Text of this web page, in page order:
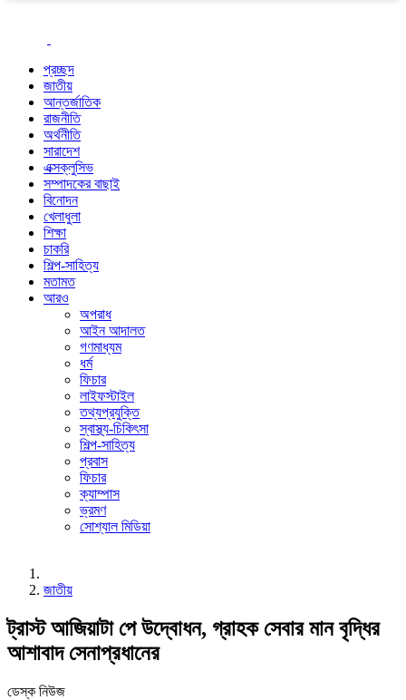
প্রচ্ছদ
জাতীয়
আন্তর্জাতিক
রাজনীতি
অর্থনীতি
সারাদেশ
এক্সক্লুসিভ
সম্পাদকের বাছাই
বিনোদন
খেলাধুলা
শিক্ষা
চাকরি
শিল্প-সাহিত্য
মতামত
আরও
অপরাধ
আইন আদালত
গণমাধ্যম
ধর্ম
ফিচার
লাইফস্টাইল
তথ্যপ্রযুক্তি
স্বাস্থ্য-চিকিৎসা
শিল্প-সাহিত্য
প্রবাস
ফিচার
ক্যাম্পাস
ভ্রমণ
সোশ্যাল মিডিয়া
জাতীয়
ট্রাস্ট আজিয়াটা পে উদ্বোধন, গ্রাহক সেবার মান বৃদ্ধির
আশাবাদ সেনাপ্রধানের
ডেস্ক নিউজ